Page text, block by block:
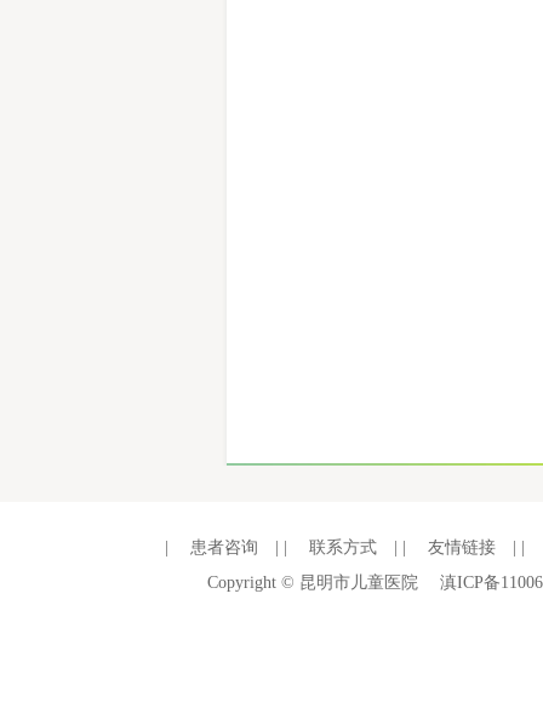
患者咨询 联系方式 友情链接
Copyright © 昆明市儿童医院 滇ICP备